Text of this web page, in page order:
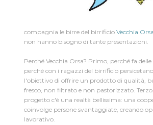
compagnia le birre del birrificioVecchia Orsa
non hanno bisogno di tante presentazioni.
Perché Vecchia Orsa? Primo, perché fa
perché con i ragazzi del birrificio
l'obiettivo di offrire un prodotto di qualità,
fresco, non filtrato e non pastorizzato.
progetto c'è una realtà bellissima: una
coinvolge persone svantaggiate, creando
lavorativo.